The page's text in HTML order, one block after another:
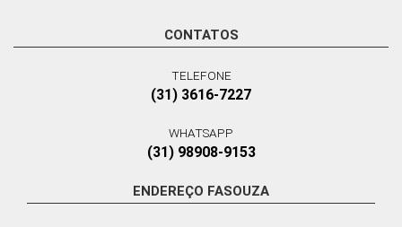
CONTATOS
TELEFONE
(31) 3616-7227
WHATSAPP
(31) 98908-9153
ENDEREÇO FASOUZA